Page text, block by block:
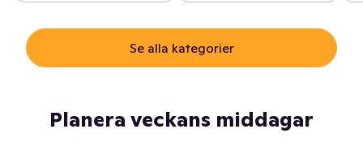
Se alla kategorier
Planera veckans middagar